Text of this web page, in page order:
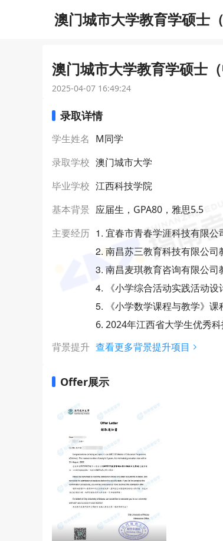
澳门城市大学教育学硕士
澳门城市大学教育学硕士
2025-04-07 16:49:24
录取详情
学生姓名 M同学
录取学校 澳门城市大学
毕业学校 江西科技学院
基本背景 应届生，GPA80，雅思5.5
主要经历 1. 宜春市青春学涯科技有限公
2. 南昌苏三教育科技有限公司
3. 南昌麦琪教育咨询有限公
4. 《小学综合活动实践活动设
5. 《小学数学课程与教学》
6. 2024年江西省大学生优秀
背景提升 查看更多背景提升项目
Offer展示